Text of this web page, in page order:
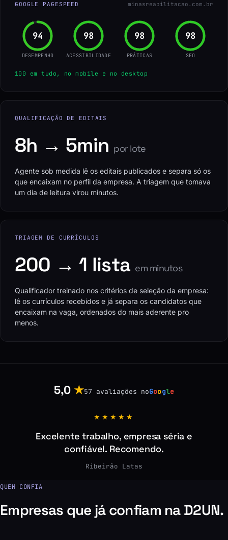
GOOGLE PAGESPEED minasreabilitacao.com.br
96
DESEMPENHO
100
ACESSIBILIDADE
100
PRÁTICAS
100
SEO
100 em tudo, no mobile e no desktop
QUALIFICAÇÃO DE EDITAIS
8h → 5min por lote
Agente sob medida lê os editais publicados e separa só os
que encaixam no perfil da empresa. A triagem que tomava
um dia de leitura virou minutos.
TRIAGEM DE CURRÍCULOS
200 → 1 lista em minutos
Qualificador treinado nos critérios de seleção da empresa:
lê os currículos recebidos e já separa os candidatos que
encaixam na vaga, ordenados do mais aderente pro
menos.
5,0 ★57 avaliações noGoogle
★★★★★
Excelente trabalho, empresa séria e
confiável. Recomendo.
Ribeirão Latas
QUEM CONFIA
Empresas que já confiam na D2UN.